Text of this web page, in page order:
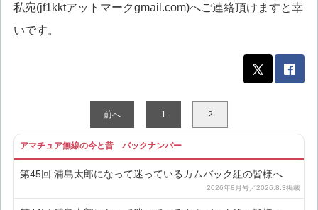
私宛(jf1kktアットマークgmail.com)へご連絡頂けますと幸
いです。
前へ 1 2
アマチュア無線の今と昔 バックナンバー
第45回 浦島太郎になって迷っているカムバック組の皆様へ